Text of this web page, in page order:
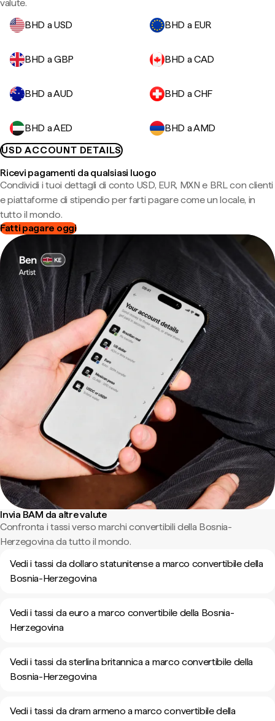
valute.
BHD a USD
BHD a EUR
BHD a GBP BHD a CAD
BHD a AUD BHD a CHF
BHD a AED
BHD a AMD
USD ACCOUNT DETAILS
Ricevi pagamenti da qualsiasi luogo
Condividi i tuoi dettagli di conto USD, EUR, MXN e BRL con clienti
e piattaforme di stipendio per farti pagare come un locale, in
tutto il mondo.
Fatti pagare oggi
Invia BAM da altre valute
Confronta i tassi verso marchi convertibili della Bosnia-
Herzegovina da tutto il mondo.
Vedi i tassi da dollaro statunitense a marco convertibile della
Bosnia-Herzegovina
Vedi i tassi da euro a marco convertibile della Bosnia-
Herzegovina
Vedi i tassi da sterlina britannica a marco convertibile della
Bosnia-Herzegovina
Vedi i tassi da dram armeno a marco convertibile della